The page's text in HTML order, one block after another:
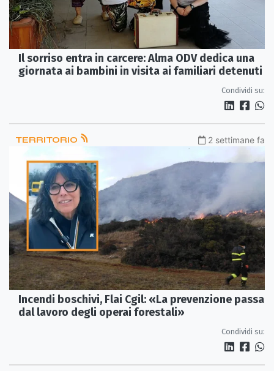
Il sorriso entra in carcere: Alma ODV dedica una
giornata ai bambini in visita ai familiari detenuti
Condividi su:
TERRITORIO 2 settimane fa
Incendi boschivi, Flai Cgil: «La prevenzione passa
dal lavoro degli operai forestali»
Condividi su: